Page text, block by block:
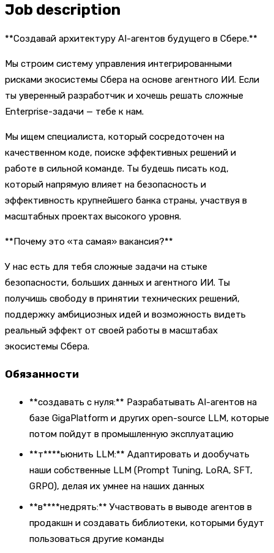
Job description
**Создавай архитектуру AI-агентов будущего в Сбере.**
Мы строим систему управления интегрированными
рисками экосистемы Сбера на основе агентного ИИ. Если
ты уверенный разработчик и хочешь решать сложные
Enterprise-задачи — тебе к нам.
Мы ищем специалиста, который сосредоточен на
качественном коде, поиске эффективных решений и
работе в сильной команде. Ты будешь писать код,
который напрямую влияет на безопасность и
эффективность крупнейшего банка страны, участвуя в
масштабных проектах высокого уровня.
**Почему это «та самая» вакансия?**
У нас есть для тебя сложные задачи на стыке
безопасности, больших данных и агентного ИИ. Ты
получишь свободу в принятии технических решений,
поддержку амбициозных идей и возможность видеть
реальный эффект от своей работы в масштабах
экосистемы Сбера.
Обязанности
**создавать с нуля:** Разрабатывать AI-агентов на
базе GigaPlatform и других open-source LLM, которые
потом пойдут в промышленную эксплуатацию
**т****ьюнить LLM:** Адаптировать и дообучать
наши собственные LLM (Prompt Tuning, LoRA, SFT,
GRPO), делая их умнее на наших данных
**в****недрять:** Участвовать в выводе агентов в
продакшн и создавать библиотеки, которыми будут
пользоваться другие команды